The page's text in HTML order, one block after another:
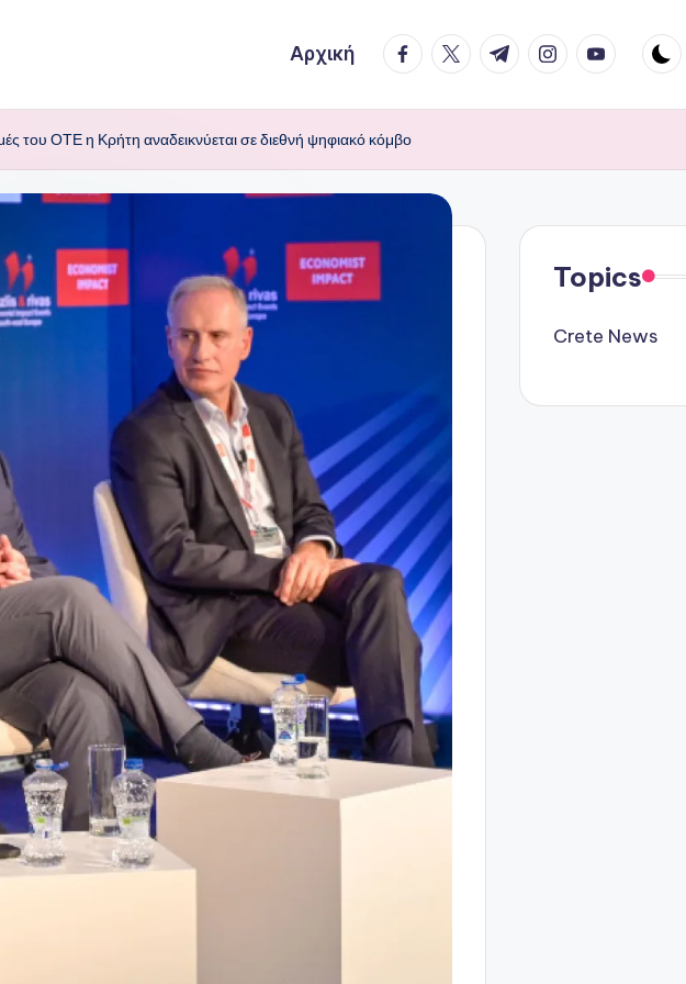
Αρχική facebook.com
twitter.com
t.me instagram.com
youtube.com
του ΟΤΕ η Κρήτη αναδεικνύεται σε διεθνή ψηφιακό κόμβο
Topics
Crete News